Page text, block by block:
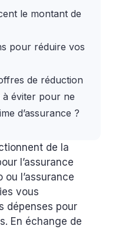
le montant de
pour réduire vos
de réduction
éviter pour ne
d’assurance ?
de la
l’assurance
ou l’assurance
vous
dépenses pour
En échange de